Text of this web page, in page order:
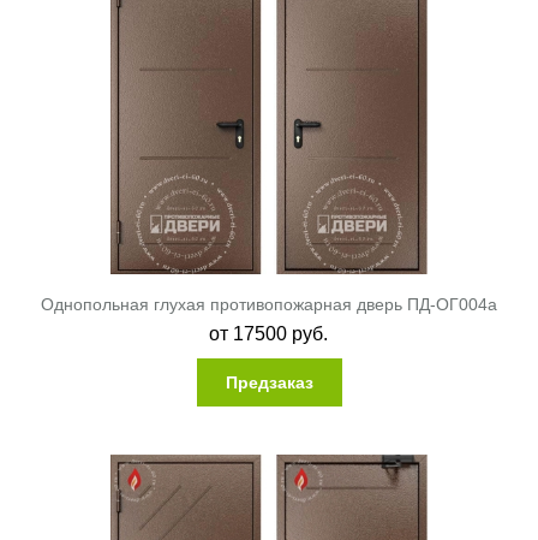
Однопольная глухая противопожарная дверь ПД-ОГ004a
от 17500 руб.
Предзаказ